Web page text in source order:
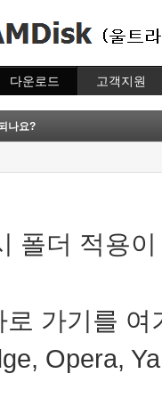
다운로드 고객지원
질문하기
나요?
폴더 적용
로 가기를
Opera,